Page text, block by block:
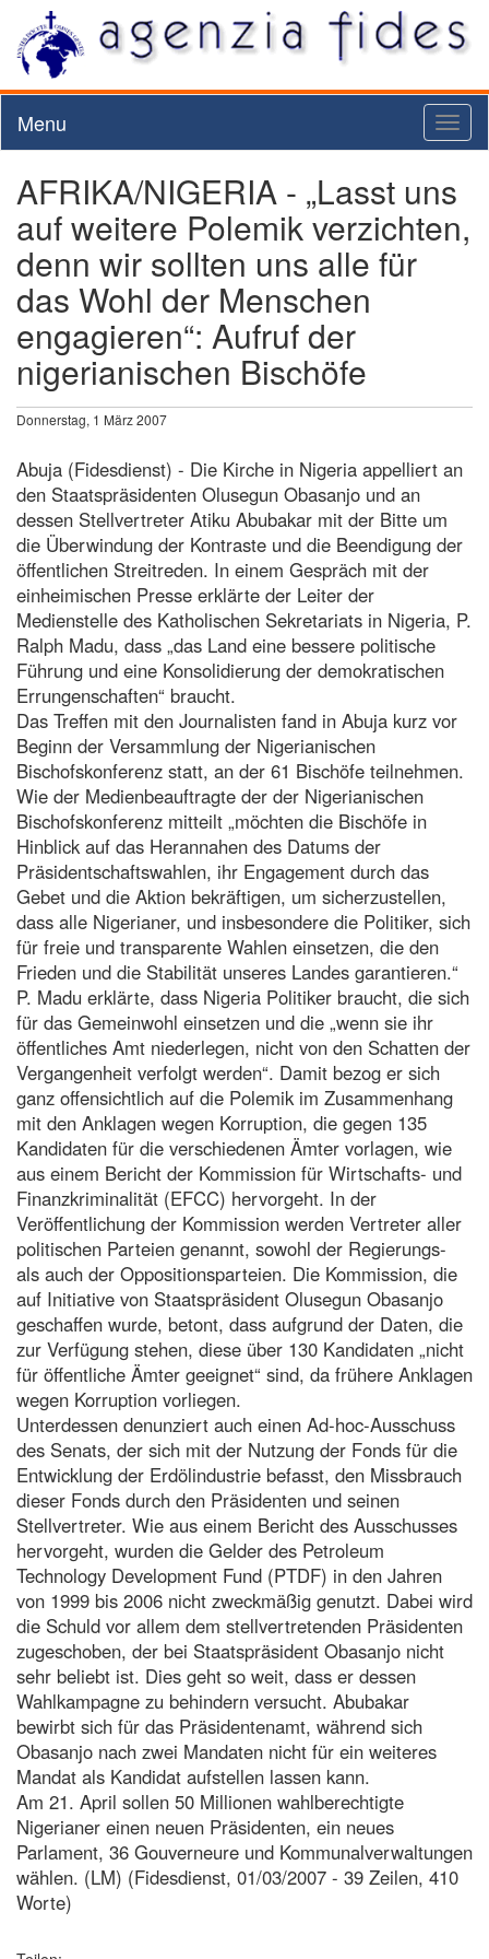
Menu
AFRIKA/NIGERIA - „Lasst uns
auf weitere Polemik verzichten,
denn wir sollten uns alle für
das Wohl der Menschen
engagieren“: Aufruf der
nigerianischen Bischöfe
Donnerstag, 1 März 2007
Abuja (Fidesdienst) - Die Kirche in Nigeria appelliert an
den Staatspräsidenten Olusegun Obasanjo und an
dessen Stellvertreter Atiku Abubakar mit der Bitte um
die Überwindung der Kontraste und die Beendigung der
öffentlichen Streitreden. In einem Gespräch mit der
einheimischen Presse erklärte der Leiter der
Medienstelle des Katholischen Sekretariats in Nigeria, P.
Ralph Madu, dass „das Land eine bessere politische
Führung und eine Konsolidierung der demokratischen
Errungenschaften“ braucht.
Das Treffen mit den Journalisten fand in Abuja kurz vor
Beginn der Versammlung der Nigerianischen
Bischofskonferenz statt, an der 61 Bischöfe teilnehmen.
Wie der Medienbeauftragte der der Nigerianischen
Bischofskonferenz mitteilt „möchten die Bischöfe in
Hinblick auf das Herannahen des Datums der
Präsidentschaftswahlen, ihr Engagement durch das
Gebet und die Aktion bekräftigen, um sicherzustellen,
dass alle Nigerianer, und insbesondere die Politiker, sich
für freie und transparente Wahlen einsetzen, die den
Frieden und die Stabilität unseres Landes garantieren.“
P. Madu erklärte, dass Nigeria Politiker braucht, die sich
für das Gemeinwohl einsetzen und die „wenn sie ihr
öffentliches Amt niederlegen, nicht von den Schatten der
Vergangenheit verfolgt werden“. Damit bezog er sich
ganz offensichtlich auf die Polemik im Zusammenhang
mit den Anklagen wegen Korruption, die gegen 135
Kandidaten für die verschiedenen Ämter vorlagen, wie
aus einem Bericht der Kommission für Wirtschafts- und
Finanzkriminalität (EFCC) hervorgeht. In der
Veröffentlichung der Kommission werden Vertreter aller
politischen Parteien genannt, sowohl der Regierungs-
als auch der Oppositionsparteien. Die Kommission, die
auf Initiative von Staatspräsident Olusegun Obasanjo
geschaffen wurde, betont, dass aufgrund der Daten, die
zur Verfügung stehen, diese über 130 Kandidaten „nicht
für öffentliche Ämter geeignet“ sind, da frühere Anklagen
wegen Korruption vorliegen.
Unterdessen denunziert auch einen Ad-hoc-Ausschuss
des Senats, der sich mit der Nutzung der Fonds für die
Entwicklung der Erdölindustrie befasst, den Missbrauch
dieser Fonds durch den Präsidenten und seinen
Stellvertreter. Wie aus einem Bericht des Ausschusses
hervorgeht, wurden die Gelder des Petroleum
Technology Development Fund (PTDF) in den Jahren
von 1999 bis 2006 nicht zweckmäßig genutzt. Dabei wird
die Schuld vor allem dem stellvertretenden Präsidenten
zugeschoben, der bei Staatspräsident Obasanjo nicht
sehr beliebt ist. Dies geht so weit, dass er dessen
Wahlkampagne zu behindern versucht. Abubakar
bewirbt sich für das Präsidentenamt, während sich
Obasanjo nach zwei Mandaten nicht für ein weiteres
Mandat als Kandidat aufstellen lassen kann.
Am 21. April sollen 50 Millionen wahlberechtigte
Nigerianer einen neuen Präsidenten, ein neues
Parlament, 36 Gouverneure und Kommunalverwaltungen
wählen. (LM) (Fidesdienst, 01/03/2007 - 39 Zeilen, 410
Worte)